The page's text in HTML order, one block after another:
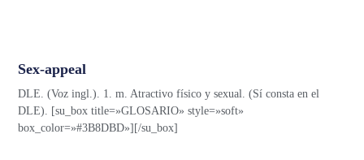
Sex-appeal
DLE. (Voz ingl.). 1. m. Atractivo físico y sexual. (Sí consta en el
DLE). [su_box title=»GLOSARIO» style=»soft»
box_color=»#3B8DBD»][/su_box]